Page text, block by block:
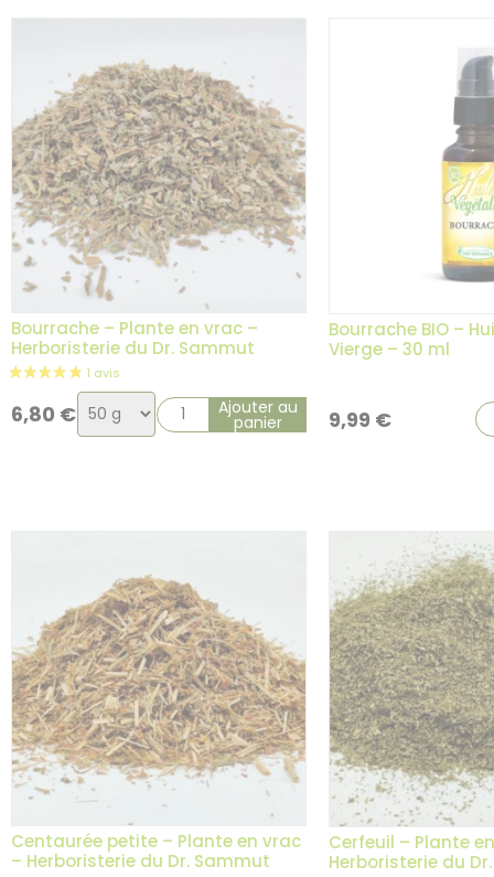
Bourrache – Plante en vrac –
Herboristerie du Dr. Sammut
6,80 € Choix
de
Ajouter au
panier
Bourrache BIO –
Vierge – 30 ml
9,99 €
Centaurée petite – Plante en vrac
– Herboristerie du Dr. Sammut
Cerfeuil – Plante
Herboristerie du